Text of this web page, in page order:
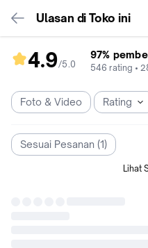
Ulasan di Toko ini
4.9/5.0
rating
4.9
dari
97%
546 rating •
Foto & Video Rating
Sesuai Pesanan (1)
Lihat